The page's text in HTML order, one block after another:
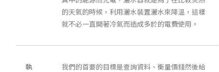
的天氣的時候，利用灑水裝置灑水來降溫，這樣
就不必一直開著冷氣而造成多於的電費使用。
執
我們的首要的目標是查詢資料、衡量價錢然後給